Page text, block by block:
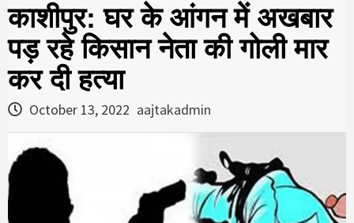
काशीपुर: घर के आंगन में अखबार
पड़ रहे किसान नेता की गोली मार
कर दी हत्या
October 13, 2022 aajtakadmin